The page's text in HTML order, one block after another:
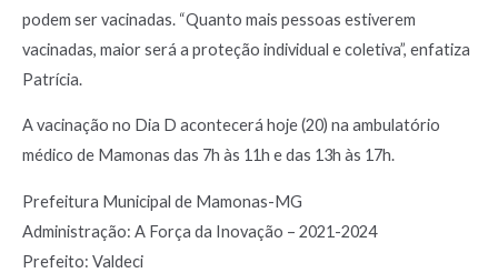
podem ser vacinadas. “Quanto mais pessoas estiverem
vacinadas, maior será a proteção individual e coletiva”, enfatiza
Patrícia.
A vacinação no Dia D acontecerá hoje (20) na ambulatório
médico de Mamonas das 7h às 11h e das 13h às 17h.
Prefeitura Municipal de Mamonas-MG
Administração: A Força da Inovação – 2021-2024
Prefeito: Valdeci